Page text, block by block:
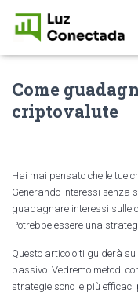
Come
criptovalute
Hai mai pensato che le tue
Generando interessi senza
guadagnare interessi sulle
Potrebbe essere una
Questo articolo ti guiderà
passivo. Vedremo metodi
strategie sono le più